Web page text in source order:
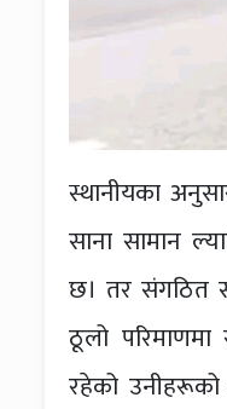
स्थानीयका
साना सामान
छ। तर संगठित
ठूलो परिमाणमा
रहेको